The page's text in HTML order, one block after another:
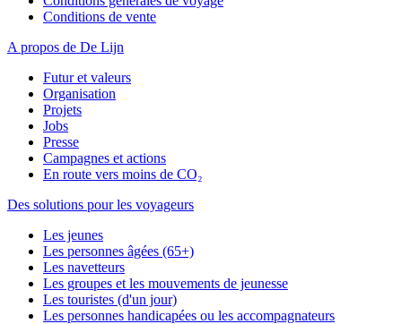
Conditions de vente
A propos de De Lijn
Futur et valeurs
Organisation
Projets
Jobs
Presse
Campagnes et actions
En route vers moins de CO₂
Des solutions pour les voyageurs
Les jeunes
Les personnes âgées (65+)
Les navetteurs
Les groupes et les mouvements de jeunesse
Les touristes (d'un jour)
Les personnes handicapées ou les accompagnateurs